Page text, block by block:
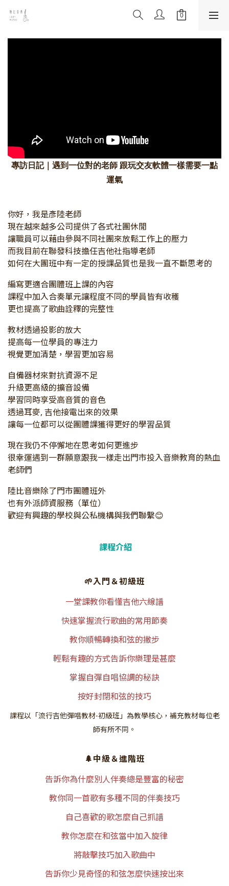
專訪日記｜遇到一位對的老師 跟玩交友軟體一樣需要一點
運氣
你好， 我是彥陸老師
現在越來越多公司提供了各式社團休閒
讓職員可以藉由參與不同社團來放鬆工作上的壓力
而我目前在聯發科技擔任吉他社指導老師
如何在大團班中有一定的授課品質也是我一直不斷思考的
編寫更適合團體班上課的內容
課程中加入合奏單元讓程度不同的學員皆有收穫
更也提高了歌曲詮釋的完整性
教材透過投影的放大
提高每一位學員的專注力
視覺更加清楚，學習更加容易
自備器材來對抗資源不足
升級更高級的擴音設備
學習同時享受高音質的音色
透過耳麥, 吉他接電出來的效果
讓每一位都可以從團體課獲得更好的學習品質
現在我仍不停懈地在思考如何更進步
很幸運遇到一群願意跟我一樣走出門市投入音樂教育的熱血
老師們
陸比音樂除了門市團體班外
也有外派師資服務（單位）
歡迎有興趣的學校與公私機構與我們聯繫😊
課程介紹
🌱入門＆初級班
一堂課教你看懂吉他六線譜​​
快速掌握流行歌曲的常用節奏
教你順暢轉換和弦的撇步
輕鬆有趣的方式告訴你樂理是甚麼
掌握自彈自唱協調的秘訣
按好封閉和弦的技巧
​課程以「流行吉他彈唱教材-初級班」為教學核心，補充教材每位老
師有所不同。
🌲中級＆進階班
告訴你為什麼別人伴奏總是豐富的秘密
教你同一首歌有多種不同的伴奏技巧
自己喜歡的歌怎麼自己抓譜
教你怎麼在和弦當中加入旋律
將敲擊技巧加入歌曲中
告訴你少見奇怪的和弦怎麼快速按出來